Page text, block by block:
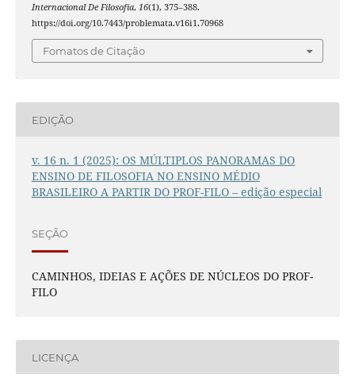
Internacional De Filosofia, 16(1), 375–388.
https://doi.org/10.7443/problemata.v16i1.70968
Fomatos de Citação
EDIÇÃO
v. 16 n. 1 (2025): OS MÚLTIPLOS PANORAMAS DO
ENSINO DE FILOSOFIA NO ENSINO MÉDIO
BRASILEIRO A PARTIR DO PROF-FILO – edição especial
SEÇÃO
CAMINHOS, IDEIAS E AÇÕES DE NÚCLEOS DO PROF-
FILO
LICENÇA